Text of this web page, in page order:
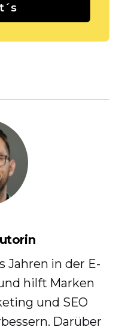
Jahren in der E-
hilft Marken
und SEO
Darüber